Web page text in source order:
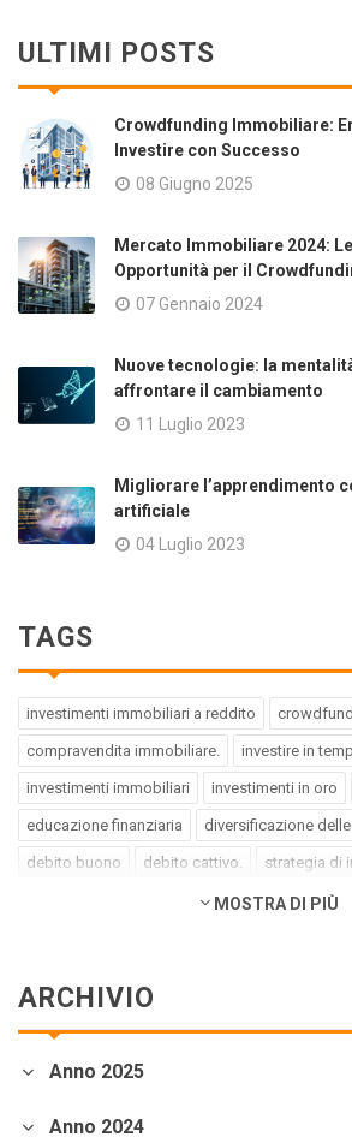
ULTIMI POSTS
Crowdfunding Immobiliare:
Investire con Successo
08 Giugno 2025
Mercato Immobiliare 2024:
Opportunità per il
07 Gennaio 2024
Nuove tecnologie: la
affrontare il cambiamento
11 Luglio 2023
Migliorare l’apprendimento
artificiale
04 Luglio 2023
TAGS
investimenti immobiliari a reddito
compravendita immobiliare. investire in
investimenti immobiliari investimenti in oro
educazione finanziaria diversificazione
debito buono debito cattivo. strategia di
errori
crowdfunding. azioni sottovalutate
sistema bancario
MOSTRA DI PIÙ
ARCHIVIO
Anno 2025
Anno 2024